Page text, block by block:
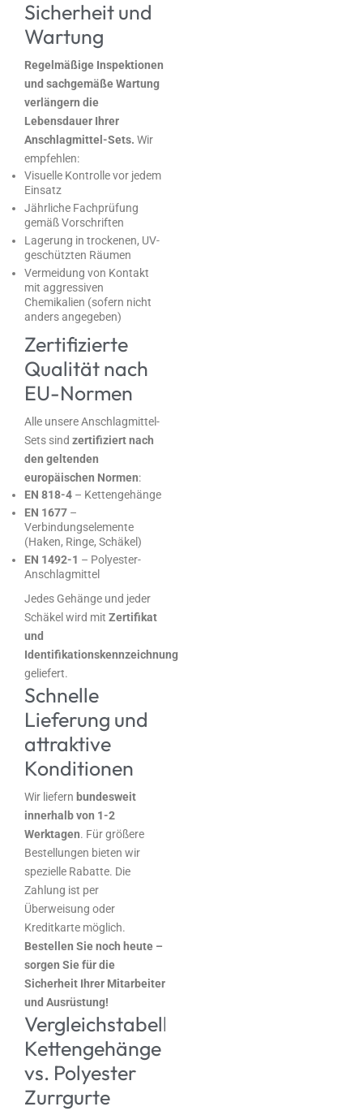
Sicherheit und
Wartung
Regelmäßige Inspektionen
und sachgemäße Wartung
verlängern die
Lebensdauer Ihrer
Anschlagmittel-Sets. Wir
empfehlen:
Visuelle Kontrolle vor jedem
Einsatz
Jährliche Fachprüfung
gemäß Vorschriften
Lagerung in trockenen, UV-
geschützten Räumen
Vermeidung von Kontakt
mit aggressiven
Chemikalien (sofern nicht
anders angegeben)
Zertifizierte
Qualität nach
EU-Normen
Alle unsere Anschlagmittel-
Sets sind zertifiziert nach
den geltenden
europäischen Normen:
EN 818-4 – Kettengehänge
EN 1677 –
Verbindungselemente
(Haken, Ringe, Schäkel)
EN 1492-1 – Polyester-
Anschlagmittel
Jedes Gehänge und jeder
Schäkel wird mit Zertifikat
und
Identifikationskennzeichnung
geliefert.
Schnelle
Lieferung und
attraktive
Konditionen
Wir liefern bundesweit
innerhalb von 1-2
Werktagen. Für größere
Bestellungen bieten wir
spezielle Rabatte. Die
Zahlung ist per
Überweisung oder
Kreditkarte möglich.
Bestellen Sie noch heute –
sorgen Sie für die
Sicherheit Ihrer Mitarbeiter
und Ausrüstung!
Vergleichstabelle:
Kettengehänge
vs. Polyester
Zurrgurte